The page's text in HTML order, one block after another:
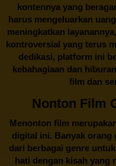
kontennya yang
harus mengeluarkan
meningkatkan
kontroversial yang terus
dedikasi, platform ini
kebahagiaan dan
film dan
Nonton Film
Menonton film
digital ini. Banyak orang
dari berbagai genre
hati dengan kisah yang